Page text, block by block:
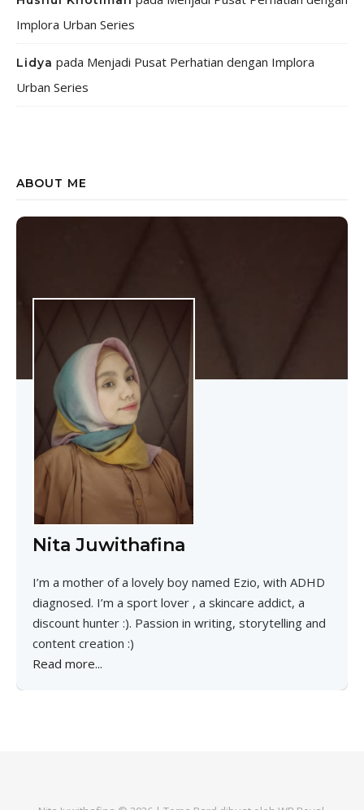
Implora Urban Series
Lidya pada Menjadi Pusat Perhatian dengan Implora
Urban Series
ABOUT ME
Nita Juwithafina
I’m a mother of a lovely boy named Ezio, with ADHD
diagnosed. I’m a sport lover , a skincare addict, a
discount hunter :). Passion in writing, storytelling and
content creation :)
Read more...